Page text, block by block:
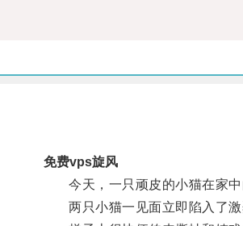
免费vps旋风
今天，一只顽皮的小猫在家中
两只小猫一见面立即陷入了激